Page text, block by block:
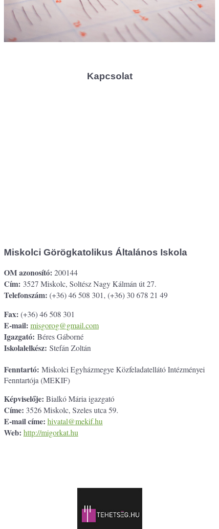
Kapcsolat
Miskolci Görögkatolikus Általános Iskola
OM azonosító: 200144
Cím: 3527 Miskolc, Soltész Nagy Kálmán út 27.
Telefonszám: (+36) 46 508 301, (+36) 30 678 21 49
Fax: (+36) 46 508 301
E-mail: misgorog@gmail.com
Igazgató: Béres Gáborné
Iskolalelkész: Stefán Zoltán
Fenntartó: Miskolci Egyházmegye Közfeladatellátó Intézményei
Fenntartója (MEKIF)
Képviselője: Bialkó Mária igazgató
Címe: 3526 Miskolc, Szeles utca 59.
E-mail címe: hivatal@mekif.hu
Web: http://migorkat.hu